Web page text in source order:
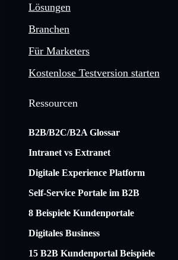
Lösungen
Branchen
Für Marketers
Kostenlose Testversion starten
Ressourcen
B2B/B2C/B2A Glossar
Intranet vs Extranet
Digitale Experience Platform
Self-Service Portale im B2B
8 Beispiele Kundenportale
Digitales Business
15 B2B Kundenportal Beispiele